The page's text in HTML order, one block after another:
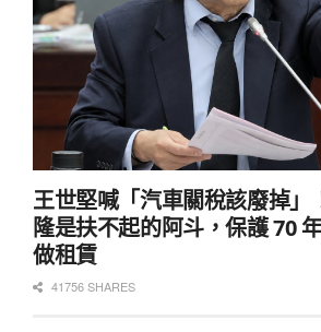
王世堅喊「汽車關稅該廢掉」
隆是扶不起的阿斗，保護 70
做租賃
41756 SHARES